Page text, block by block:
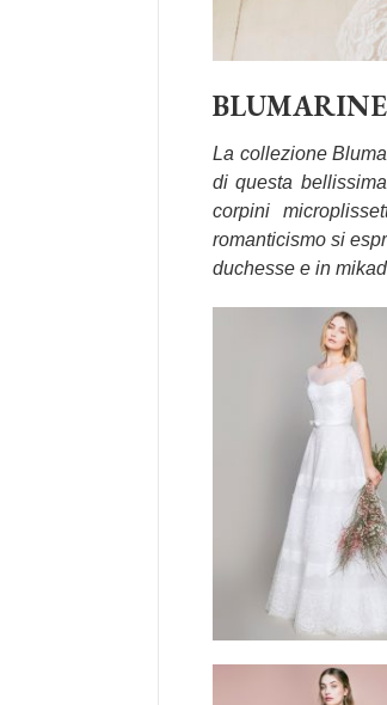
BLUMARINE
La collezione
di questa
corpini
romanticismo si
duchesse e in